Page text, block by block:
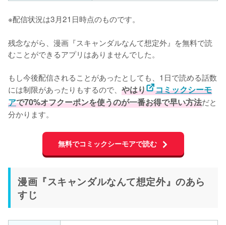
※配信状況は3月21日時点のものです。
残念ながら、漫画『スキャンダルなんて想定外』を無料で読
むことができるアプリはありませんでした。
もし今後配信されることがあったとしても、1日で読める話数
には制限があったりもするので、 やはり
コミックシーモ
アで70%オフクーポンを使うのが一番お得で早い方法だと
分かります。
無料でコミックシーモアで読む
漫画『スキャンダルなんて想定外』のあら
すじ